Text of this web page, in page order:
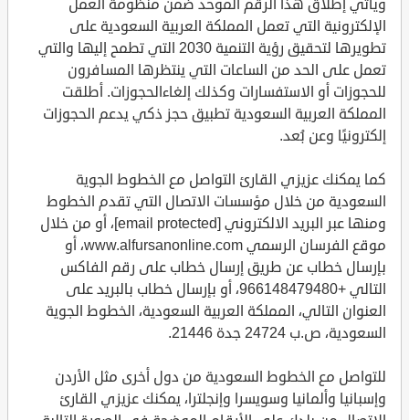
ويأتي إطلاق هذا الرقم الموحد ضمن منظومة العمل
الإلكترونية التي تعمل المملكة العربية السعودية على
تطويرها لتحقيق رؤية التنمية 2030 التي تطمح إليها والتي
تعمل على الحد من الساعات التي ينتظرها المسافرون
للحجوزات أو الاستفسارات وكذلك إلغاءالحجوزات. أطلقت
المملكة العربية السعودية تطبيق حجز ذكي يدعم الحجوزات
إلكترونيًا وعن بُعد.
كما يمكنك عزيزي القارئ التواصل مع الخطوط الجوية
السعودية من خلال مؤسسات الاتصال التي تقدم الخطوط
ومنها عبر البريد الالكتروني [email protected]، أو من خلال
موقع الفرسان الرسمي www.alfursanonline.com، أو
بإرسال خطاب عن طريق إرسال خطاب على رقم الفاكس
التالي +966148479480، أو بإرسال خطاب بالبريد على
العنوان التالي، المملكة العربية السعودية، الخطوط الجوية
السعودية، ص.ب 24724 جدة 21446.
للتواصل مع الخطوط السعودية من دول أخرى مثل الأردن
وإسبانيا وألمانيا وسويسرا وإنجلترا، يمكنك عزيزي القارئ